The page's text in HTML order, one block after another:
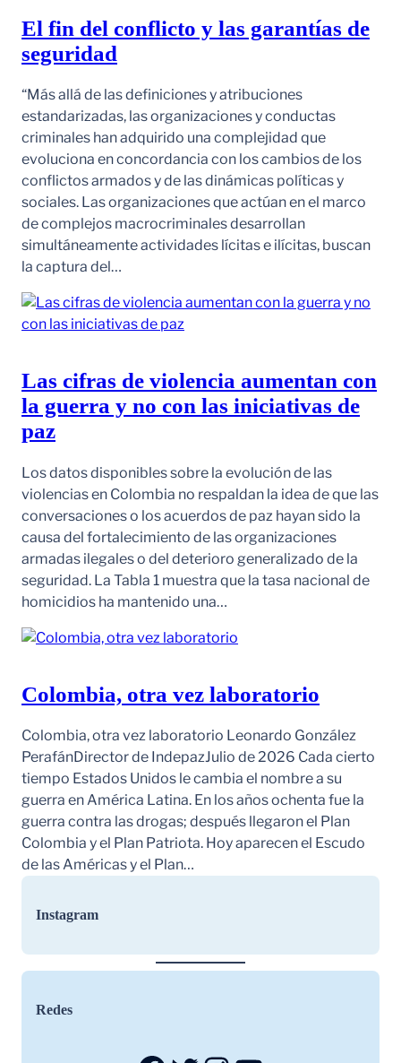
El fin del conflicto y las garantías de
seguridad
“Más allá de las definiciones y atribuciones
estandarizadas, las organizaciones y conductas
criminales han adquirido una complejidad que
evoluciona en concordancia con los cambios de los
conflictos armados y de las dinámicas políticas y
sociales. Las organizaciones que actúan en el marco
de complejos macrocriminales desarrollan
simultáneamente actividades lícitas e ilícitas, buscan
la captura del…
Las cifras de violencia aumentan con
la guerra y no con las iniciativas de
paz
Los datos disponibles sobre la evolución de las
violencias en Colombia no respaldan la idea de que las
conversaciones o los acuerdos de paz hayan sido la
causa del fortalecimiento de las organizaciones
armadas ilegales o del deterioro generalizado de la
seguridad. La Tabla 1 muestra que la tasa nacional de
homicidios ha mantenido una…
Colombia, otra vez laboratorio
Colombia, otra vez laboratorio Leonardo González
PerafánDirector de IndepazJulio de 2026 Cada cierto
tiempo Estados Unidos le cambia el nombre a su
guerra en América Latina. En los años ochenta fue la
guerra contra las drogas; después llegaron el Plan
Colombia y el Plan Patriota. Hoy aparecen el Escudo
de las Américas y el Plan…
Instagram
Redes